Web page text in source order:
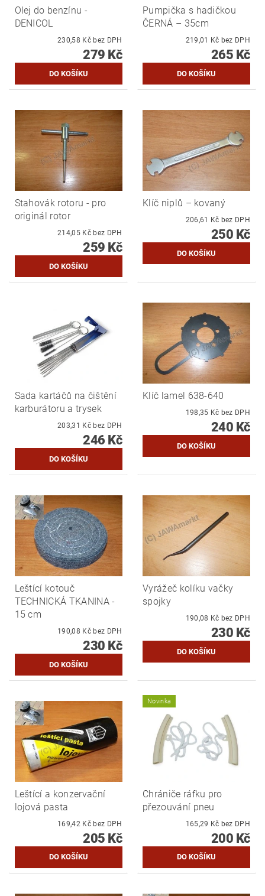
Olej do benzínu -
DENICOL
230,58 Kč bez DPH
279 Kč
Pumpička s hadičkou
ČERNÁ – 35cm
219,01 Kč bez DPH
265 Kč
Stahovák rotoru - pro
originál rotor
214,05 Kč bez DPH
259 Kč
Klíč niplů – kovaný
206,61 Kč bez DPH
250 Kč
Sada kartáčů na čištění
karburátoru a trysek
203,31 Kč bez DPH
246 Kč
Klíč lamel 638-640
198,35 Kč bez DPH
240 Kč
Leštící kotouč
TECHNICKÁ TKANINA -
15 cm
190,08 Kč bez DPH
230 Kč
Vyrážeč kolíku vačky
spojky
190,08 Kč bez DPH
230 Kč
Leštící a konzervační
lojová pasta
169,42 Kč bez DPH
205 Kč
Novinka
Chrániče ráfku pro
přezouvání pneu
165,29 Kč bez DPH
200 Kč